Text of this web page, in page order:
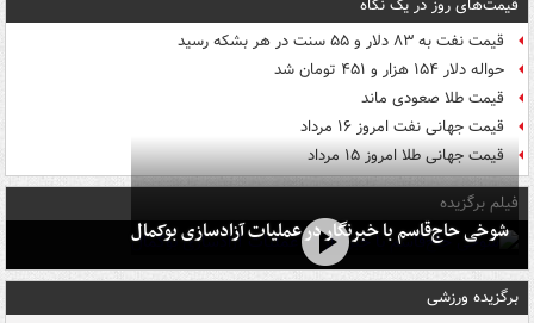
قیمت‌های روز در یک نگاه
قیمت نفت به ۸۳ دلار و ۵۵ سنت در هر بشکه رسید
حواله دلار ۱۵۴ هزار و ۴۵۱ تومان شد
قیمت طلا صعودی ماند
قیمت جهانی نفت امروز ۱۶ مرداد
قیمت جهانی طلا امروز ۱۵ مرداد
فیلم برگزیده
شوخی حاج‌قاسم با خبرنگار در عملیات آزادسازی بوکمال
برگزیده ورزشی